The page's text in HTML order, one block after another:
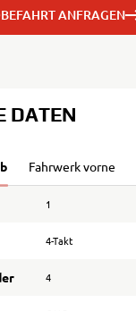
ANFRAGEN
DATEN
Fahrwerk vorne
1
4-Takt
4